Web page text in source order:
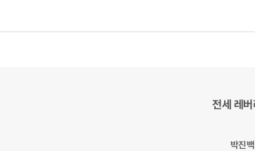
전세 레
박진백